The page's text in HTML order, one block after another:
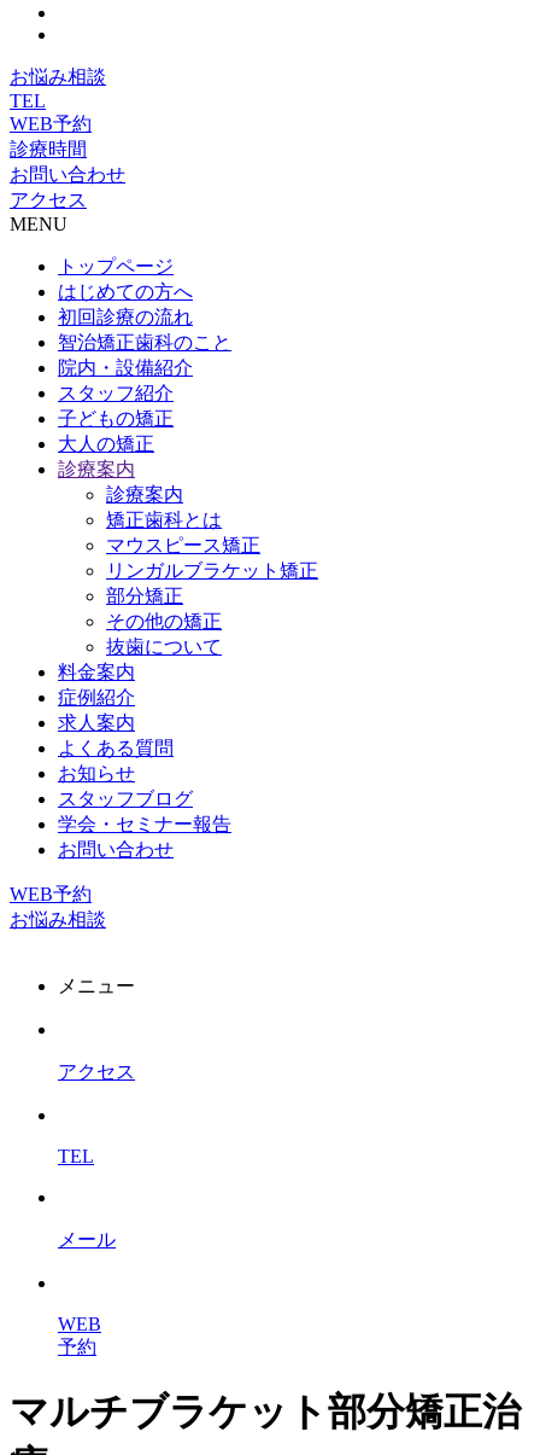
お悩み相談
TEL
WEB予約
診療時間
お問い合わせ
アクセス
MENU
トップページ
はじめての方へ
初回診療の流れ
智治矯正歯科のこと
院内・設備紹介
スタッフ紹介
子どもの矯正
大人の矯正
診療案内
診療案内
矯正歯科とは
マウスピース矯正
リンガルブラケット矯正
部分矯正
その他の矯正
抜歯について
料金案内
症例紹介
求人案内
よくある質問
お知らせ
スタッフブログ
学会・セミナー報告
お問い合わせ
WEB予約
お悩み相談
メニュー
アクセス
TEL
メール
WEB
予約
マルチブラケット部分矯正治